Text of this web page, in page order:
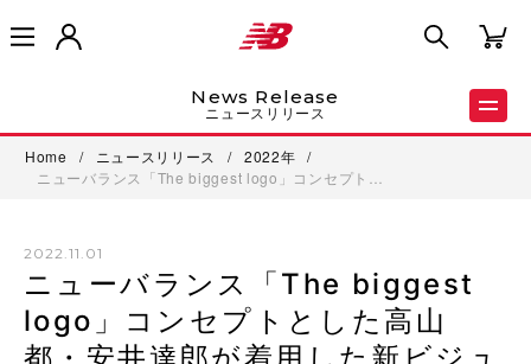
News Release
ニュースリリース
Home / ニュースリリース / 2022年
/
ニューバランス「The biggest logo」コンセプト…
2022.11.01
ニューバランス「The biggest
logo」コンセプトとした高山